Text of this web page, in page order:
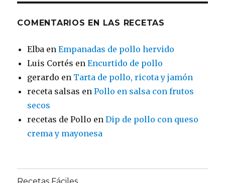
COMENTARIOS EN LAS RECETAS
Elba enEmpanadas de pollo hervido
Luis Cortés enEncurtido de pollo
gerardo en Tarta de pollo, ricota y jamón
receta salsas enPollo en salsa con frutos
secos
recetas de Pollo enDip de pollo con queso
crema y mayonesa
Recetas Fáciles